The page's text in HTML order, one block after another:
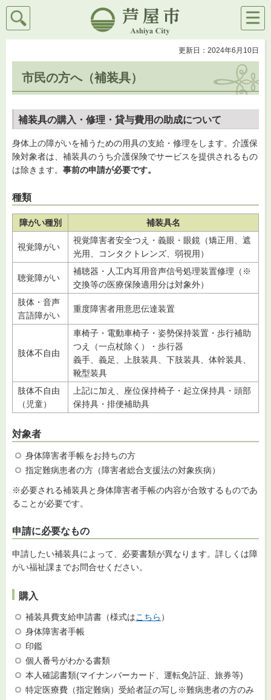
芦屋市
検索
メニ
ュー
更新日：2024年6月10日
市民の方へ（補装具）
補装具の購入・修理・貸与費用の助成について
身体上の障がいを補うための用具の支給・修理をします。介護保
険対象者は、補装具のうち介護保険でサービスを提供されるもの
は除きます。 事前の申請が必要です。
種類
障がい種別 補装具名
視覚障がい
視覚障害者安全つえ・義眼・眼鏡（矯正用、遮
光用、コンタクトレンズ、弱視用）
聴覚障がい
補聴器・人工内耳用音声信号処理装置修理（※
交換等の医療保険適用分は対象外）
肢体・音声
言語障がい
重度障害者用意思伝達装置
肢体不自由
車椅子・電動車椅子・姿勢保持装置・歩行補助
つえ（一点杖除く）・歩行器
義手、義足、上肢装具、下肢装具、体幹装具、
靴型装具
肢体不自由
（児童）
上記に加え、座位保持椅子・起立保持具・頭部
保持具・排便補助具
対象者
身体障害者手帳をお持ちの方
指定難病患者の方（障害者総合支援法の対象疾病）
※必要される補装具と身体障害者手帳の内容が合致するものであ
ることが必要です。
申請に必要なもの
申請したい補装具によって、必要書類が異なります。詳しくは障
がい福祉課までお問合せください。
購入
補装具費支給申請書（様式はこちら ）
身体障害者手帳
印鑑
個人番号がわかる書類
本人確認書類(マイナンバーカード、運転免許証、旅券等)
特定医療費（指定難病）受給者証の写し※難病患者の方のみ